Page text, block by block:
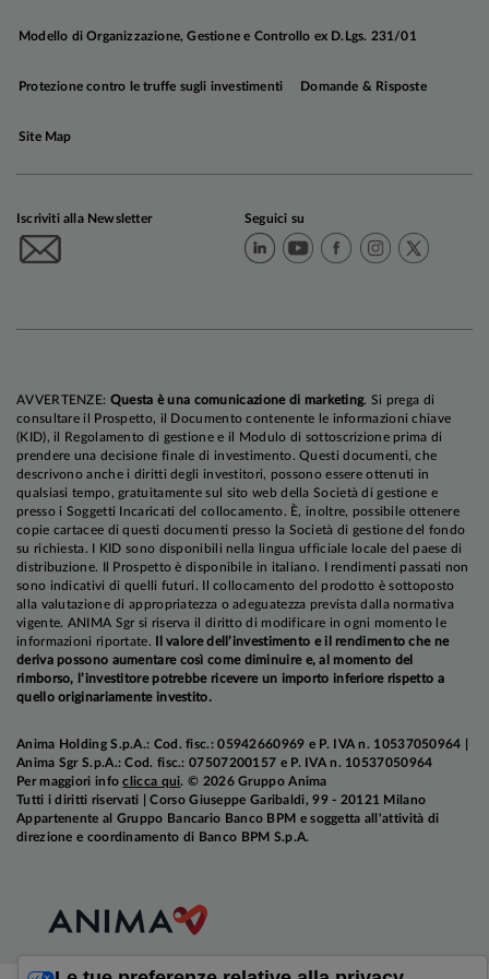
evidenziando lamaggiore vulnerabilità
Per quanto riguarda la dinamica dei prezzi,negli
Stati Uniti, continuiamo ad attenderci una
convergenza dell'inflazione corealtargetdella
In Area Euro, l'inflazionecoreè scesa al 2,3% a
marzo. Le nostre aspettative restano
sostanzialmente invariate: al netto degli effetti
entro fine anno.
Modello di Organizzazione, Gestione e Controllo ex D.Lgs. 231/01
Protezione contro le truffe sugli investimenti Domande & Risposte
Site Map
Iscriviti alla Newsletter Seguici su
AVVERTENZE: Questa è una comunicazione di marketing. Si prega di
consultare il Prospetto, il Documento contenente le informazioni chiave
(KID), il Regolamento di gestione e il Modulo di sottoscrizione prima di
prendere una decisione finale di investimento. Questi documenti, che
descrivono anche i diritti degli investitori, possono essere ottenuti in
qualsiasi tempo, gratuitamente sul sito web della Società di gestione e
presso i Soggetti Incaricati del collocamento. È, inoltre, possibile ottenere
copie cartacee di questi documenti presso la Società di gestione del fondo
su richiesta. I KID sono disponibili nella lingua ufficiale locale del paese di
distribuzione. Il Prospetto è disponibile in italiano. I rendimenti passati non
sono indicativi di quelli futuri. Il collocamento del prodotto è sottoposto
alla valutazione di appropriatezza o adeguatezza prevista dalla normativa
vigente. ANIMA Sgr si riserva il diritto di modificare in ogni momento le
informazioni riportate.
Il valore dell’investimento e il rendimento che ne
deriva possono aumentare così come diminuire e, al momento del
rimborso, l’investitore potrebbe ricevere un importo inferiore rispetto a
quello originariamente investito.
Anima Holding S.p.A.: Cod. fisc.: 05942660969 e P. IVA n. 10537050964 |
Anima Sgr S.p.A.: Cod. fisc.: 07507200157 e P. IVA n. 10537050964
Per maggiori infoclicca qui. © 2026 Gruppo Anima
Tutti i diritti riservati | Corso Giuseppe Garibaldi, 99 - 20121 Milano
Appartenente al Gruppo Bancario Banco BPM e soggetta all'attività di
direzione e coordinamento di Banco BPM S.p.A.